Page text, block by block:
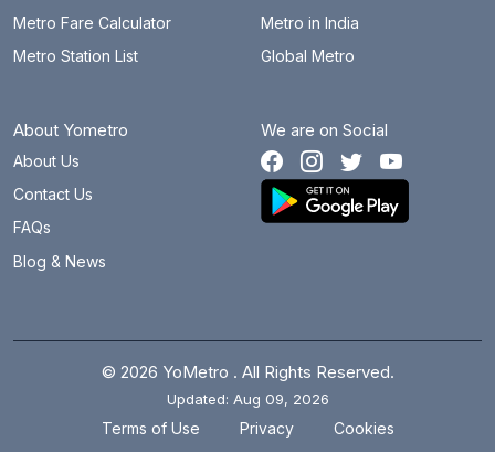
Metro Fare Calculator
Metro Station List
Metro in India
Global Metro
About Yometro
About Us
Contact Us
FAQs
Blog & News
We are on Social
© 2026 YoMetro . All Rights Reserved.
Updated: Aug 09, 2026
Terms of Use Privacy Cookies